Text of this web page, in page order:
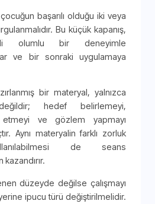
başarılı olduğu iki veya
Bu küçük kapanış,
olumlu bir deneyimle
ve bir sonraki uygulamaya
bir materyal, yalnızca
hedef belirlemeyi,
etmeyi ve gözlem yapmayı
Aynı materyalin farklı zorluk
de seans
düzeyde değilse çalışmayı
ipucu türü değiştirilmelidir.